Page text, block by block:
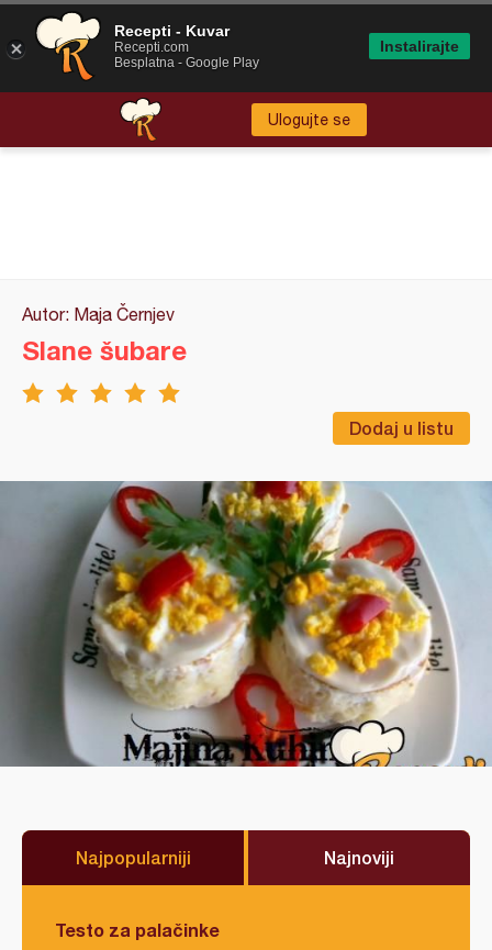
Ulogujte se
Autor: Maja Černjev
Dodaj u listu
Slane šubare
Najpopularniji Najnoviji
Testo za palačinke
Recepti - Kuvar
Recepti.com
Besplatna - Google Play
Instalirajte